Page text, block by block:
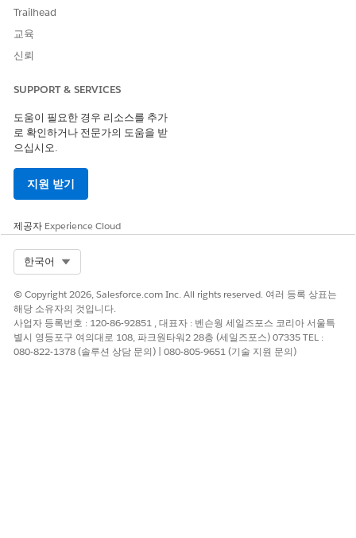
Trailhead
교육
신뢰
SUPPORT & SERVICES
도움이 필요한 경우 리소스를 추가
로 확인하거나 전문가의 도움을 받
으십시오.
지원 받기
제공자 Experience Cloud
한국어
© Copyright 2026, Salesforce.com Inc. All rights reserved. 여러 등록 상표는
해당 소유자의 것입니다.
사업자 등록번호 : 120-86-92851 , 대표자 : 벤슨웡 세일즈포스 코리아 서울특
별시 영등포구 여의대로 108, 파크원타워2 28층 (세일즈포스) 07335 TEL :
080-822-1378 (솔루션 상담 문의) | 080-805-9651 (기술 지원 문의)